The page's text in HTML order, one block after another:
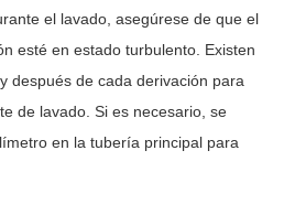
el lavado, asegúrese de que el
esté en estado turbulento. Existen
después de cada derivación para
de lavado. Si es necesario, se
en la tubería principal para